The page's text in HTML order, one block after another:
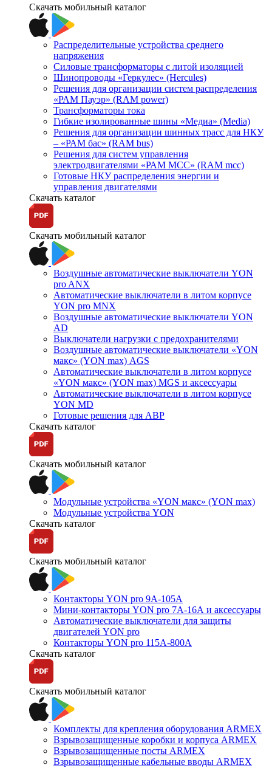
Скачать мобильный каталог
Распределительные устройства среднего
напряжения
Силовые трансформаторы с литой изоляцией
Шинопроводы «Геркулес» (Hercules)
Решения для организации систем распределения
«РАМ Пауэр» (RAM power)
Трансформаторы тока
Гибкие изолированные шины «Медиа» (Media)
Решения для организации шинных трасс для НКУ
– «РАМ бас» (RAM bus)
Решения для систем управления
электродвигателями «РАМ МСС» (RAM mcc)
Готовые НКУ распределения энергии и
управления двигателями
Скачать каталог
Скачать мобильный каталог
Воздушные автоматические выключатели YON
pro ANX
Автоматические выключатели в литом корпусе
YON pro MNX
Воздушные автоматические выключатели YON
AD
Выключатели нагрузки с предохранителями
Воздушные автоматические выключатели «YON
макс» (YON max) AGS
Автоматические выключатели в литом корпусе
«YON макс» (YON max) MGS и аксессуары
Автоматические выключатели в литом корпусе
YON MD
Готовые решения для АВР
Скачать каталог
Скачать мобильный каталог
Модульные устройства «YON макс» (YON max)
Модульные устройства YON
Скачать каталог
Скачать мобильный каталог
Контакторы YON pro 9А-105А
Мини-контакторы YON pro 7А-16А и аксессуары
Автоматические выключатели для защиты
двигателей YON pro
Контакторы YON pro 115А-800А
Скачать каталог
Скачать мобильный каталог
Комплекты для крепления оборудования ARMEX
Взрывозащищенные коробки и корпуса ARMEX
Взрывозащищенные посты ARMEX
Взрывозащищенные кабельные вводы ARMEX